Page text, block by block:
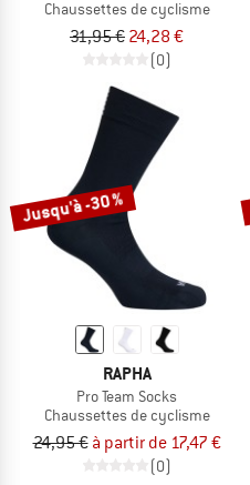
Chaussettes de cyclisme
31,95 € 24,28 €
(0)
Jusqu'à -30 %
RAPHA
Pro Team Socks
Chaussettes de cyclisme
24,95 € à partir de 17,47 €
(0)